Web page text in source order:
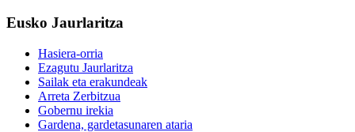
Eusko Jaurlaritza
Hasiera-orria
Ezagutu Jaurlaritza
Sailak eta erakundeak
Arreta Zerbitzua
Gobernu irekia
Gardena, gardetasunaren ataria